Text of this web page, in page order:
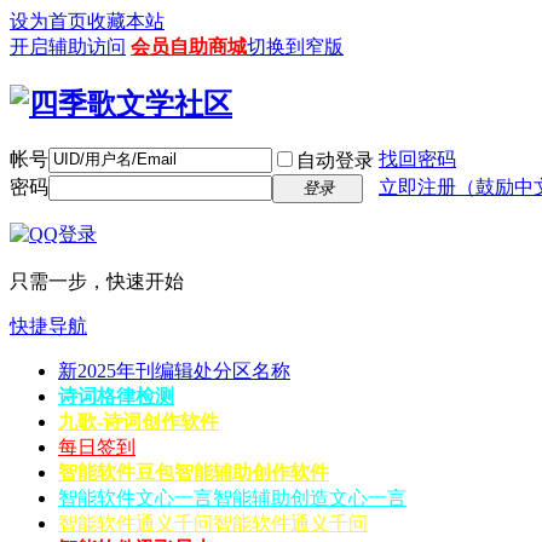
设为首页收藏本站
开启辅助访问 会员自助商城切换到窄版
帐号 自动登录 找回密码
密码
登录 立即注册（鼓励中
只需一步，快速开始
快捷导航
新2025年刊编辑处分区名称
诗词格律检测
九歌-诗词创作软件
每日签到
智能软件豆包智能辅助创作软件
智能软件文心一言智能辅助创造文心一言
智能软件通义千问智能软件通义千问